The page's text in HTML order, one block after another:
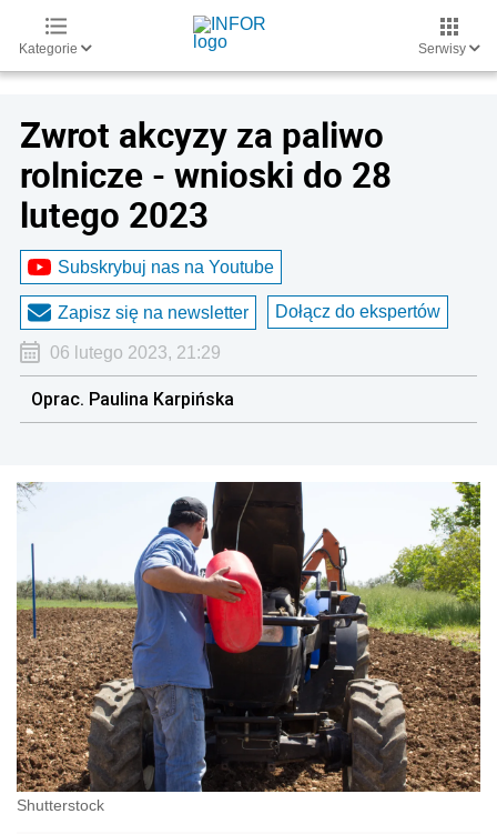
Kategorie Serwisy
Zwrot akcyzy za paliwo
rolnicze - wnioski do 28
lutego 2023
Subskrybuj nas na Youtube
Zapisz się na newsletter Dołącz do ekspertów
06 lutego 2023, 21:29
Oprac. Paulina Karpińska
Shutterstock